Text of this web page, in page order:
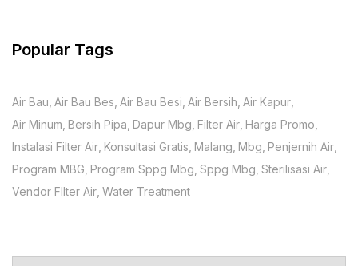
Popular Tags
Air Bau Air Bau Bes Air Bau Besi Air Bersih Air Kapur
Air Minum Bersih Pipa Dapur Mbg Filter Air Harga Promo
Instalasi Filter Air Konsultasi Gratis Malang Mbg Penjernih Air
Program MBG Program Sppg Mbg Sppg Mbg Sterilisasi Air
Vendor FIlter Air Water Treatment